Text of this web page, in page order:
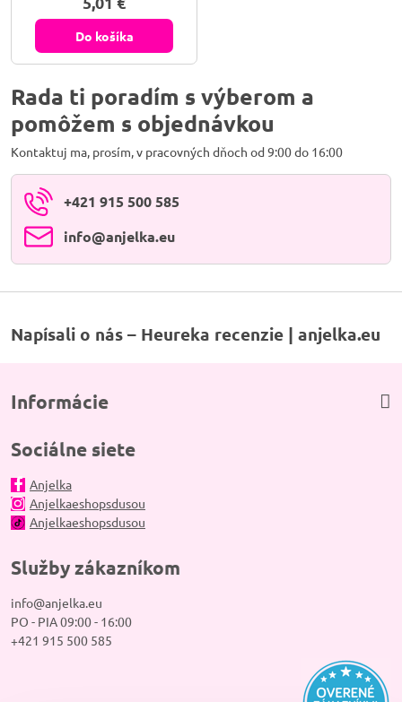
Do košíka
Rada ti poradím s výberom a
pomôžem s objednávkou
Kontaktuj ma, prosím, v pracovných dňoch od 9:00 do 16:00
+421 915 500 585
info​@anjelka​.eu
Napísali o nás – Heureka recenzie | anjelka.eu
Informácie
Sociálne siete
Anjelka
Anjelkaeshopsdusou
Anjelkaeshopsdusou
Služby zákazníkom
info@anjelka.eu
PO - PIA 09:00 - 16:00
+421 915 500 585